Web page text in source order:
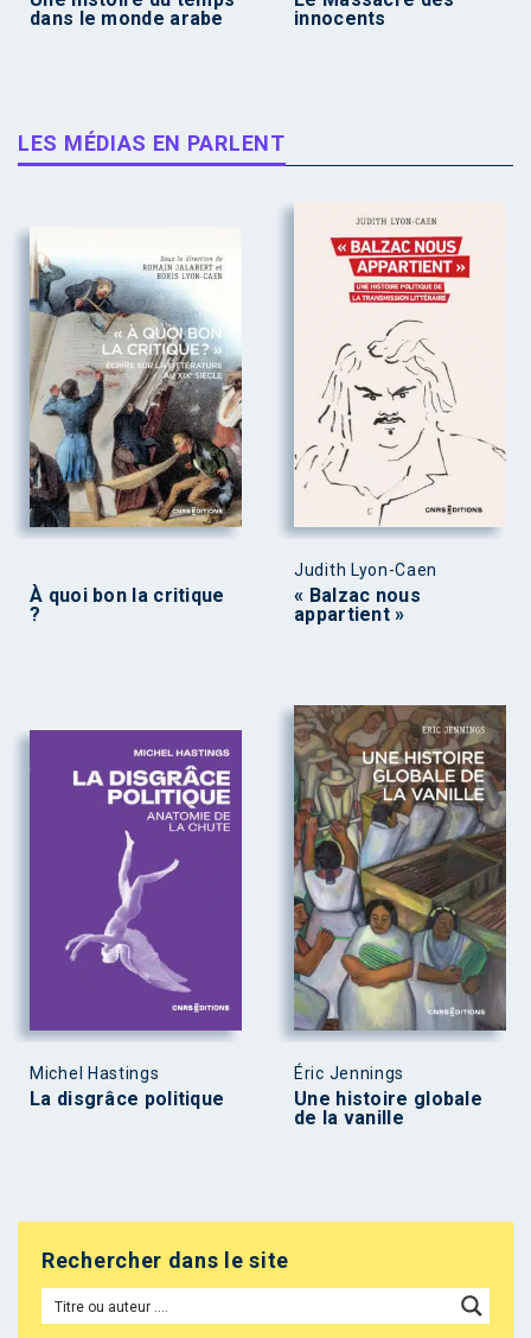
dans le monde arabe
innocents
LES MÉDIAS EN PARLENT
À quoi bon la critique
?
Judith Lyon-Caen
« Balzac nous
appartient »
Michel Hastings
La disgrâce politique
Éric Jennings
Une histoire globale
de la vanille
Rechercher dans le site